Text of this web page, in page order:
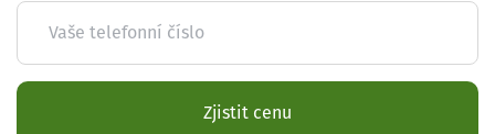
Vaše telefonní číslo
Zjistit cenu